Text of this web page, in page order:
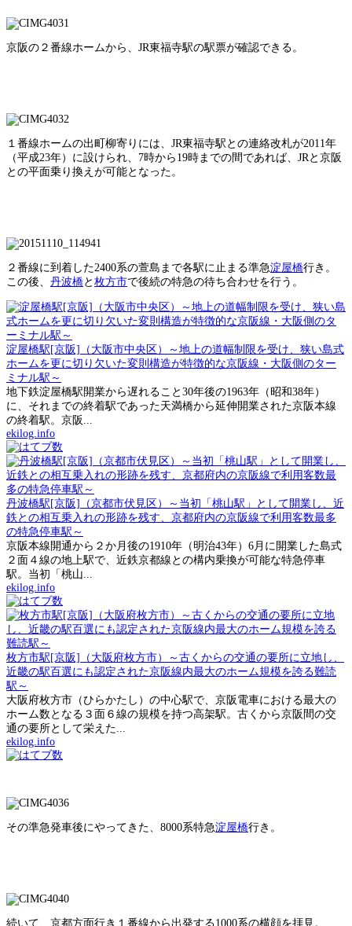
京阪の２番線ホームから、JR東福寺駅の駅票が確認できる。
１番線ホームの出町柳寄りには、JR東福寺駅との連絡改札が2011年
（平成23年）に設けられ、7時から19時までの間であれば、JRと京阪
との平面乗り換えが可能となった。
２番線に到着した2400系の萱島まで各駅に止まる準急淀屋橋行き。
この後、 丹波橋と 枚方市で後続の特急の待ち合わせを行う。
淀屋橋駅[京阪]（大阪市中央区）～地上の道幅制限を受け、狭い島式
ホームを更に切り欠いた変則構造が特徴的な京阪線・大阪側のター
ミナル駅～
地下鉄淀屋橋駅開業から遅れること30年後の1963年（昭和38年）
に、それまでの終着駅であった天満橋から延伸開業された京阪本線
の終着駅。京阪...
ekilog.info
丹波橋駅[京阪]（京都市伏見区）～当初「桃山駅」として開業し、近
鉄との相互乗入れの形跡を残す、京都府内の京阪線で利用客数最多
の特急停車駅～
京阪本線開通から２か月後の1910年（明治43年）6月に開業した島式
２面４線の地上駅で、近鉄京都線との構内乗換が可能な特急停車
駅。当初「桃山...
ekilog.info
枚方市駅[京阪]（大阪府枚方市）～古くからの交通の要所に立地し、
近畿の駅百選にも認定された京阪線内最大のホーム規模を誇る難読
駅～
大阪府枚方市（ひらかたし）の中心駅で、京阪電車における最大の
ホーム数となる３面６線の規模を持つ高架駅。古くから京阪間の交
通の要所として栄えた...
ekilog.info
その準急発車後にやってきた、8000系特急淀屋橋行き。
続いて、京都方面行き１番線から出発する1000系の横顔を拝見。